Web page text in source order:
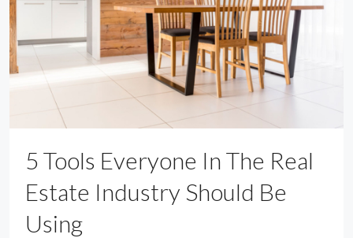
5 Tools Everyone In The Real
Estate Industry Should Be
Using